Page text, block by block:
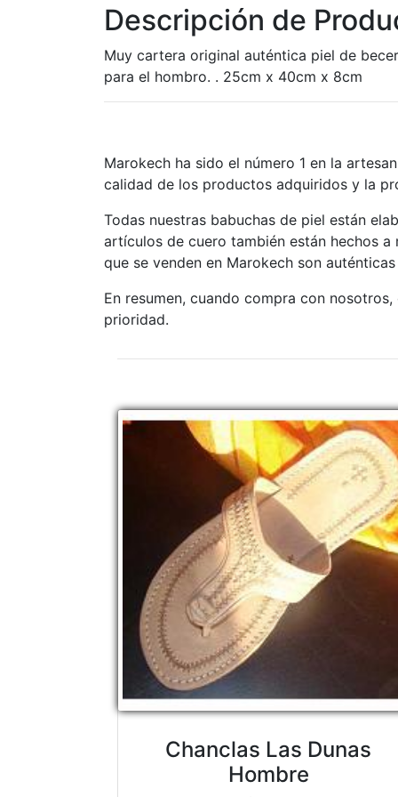
Descripción de
Muy cartera original auténtica piel de
para el hombro. . 25cm x 40cm x 8cm
Marokech ha sido el número 1 en la
calidad de los productos adquiridos y la
Todas nuestras babuchas de piel están
artículos de cuero también están hechos
que se venden en Marokech son
En resumen, cuando compra con
prioridad.
Chanclas Las Dunas
Hombre